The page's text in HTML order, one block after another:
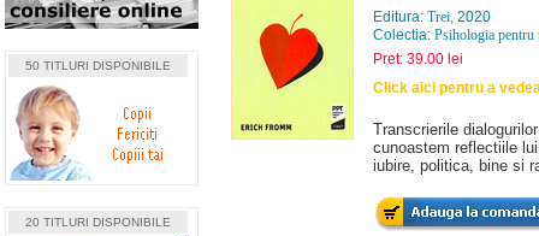
50 TITLURI DISPONIBILE
20 TITLURI DISPONIBILE
Editura: Trei, 2020
Colectia: Psihologia pentru
Pret: 39.00 lei
Click aici pentru a
Transcrierile
cunoastem reflectiile
iubire, politica, bine si